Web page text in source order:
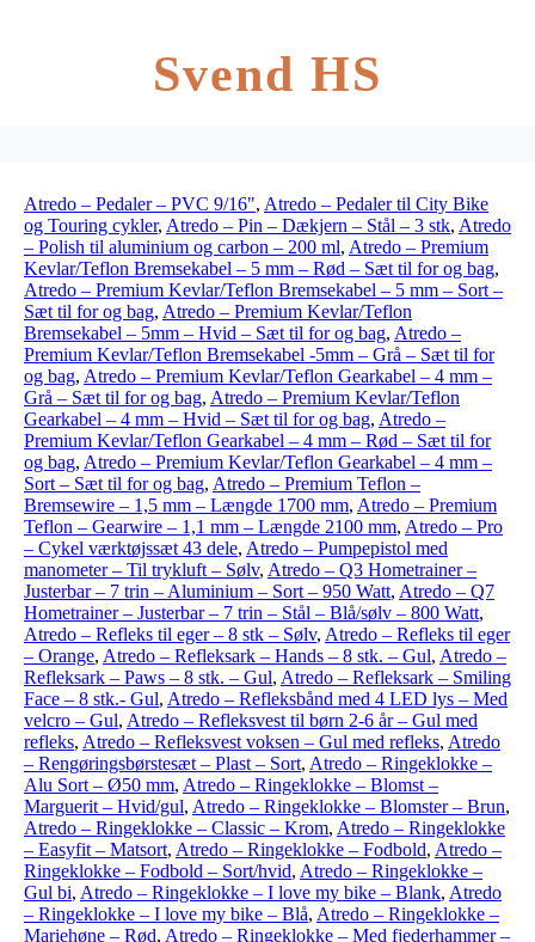
Svend HS
Atredo – Pedaler – PVC 9/16", Atredo – Pedaler til City Bike
og Touring cykler, Atredo – Pin – Dækjern – Stål – 3 stk, Atredo
– Polish til aluminium og carbon – 200 ml, Atredo – Premium
Kevlar/Teflon Bremsekabel – 5 mm – Rød – Sæt til for og bag,
Atredo – Premium Kevlar/Teflon Bremsekabel – 5 mm – Sort –
Sæt til for og bag, Atredo – Premium Kevlar/Teflon
Bremsekabel – 5mm – Hvid – Sæt til for og bag, Atredo –
Premium Kevlar/Teflon Bremsekabel -5mm – Grå – Sæt til for
og bag, Atredo – Premium Kevlar/Teflon Gearkabel – 4 mm –
Grå – Sæt til for og bag, Atredo – Premium Kevlar/Teflon
Gearkabel – 4 mm – Hvid – Sæt til for og bag, Atredo –
Premium Kevlar/Teflon Gearkabel – 4 mm – Rød – Sæt til for
og bag, Atredo – Premium Kevlar/Teflon Gearkabel – 4 mm –
Sort – Sæt til for og bag, Atredo – Premium Teflon –
Bremsewire – 1,5 mm – Længde 1700 mm, Atredo – Premium
Teflon – Gearwire – 1,1 mm – Længde 2100 mm, Atredo – Pro
– Cykel værktøjssæt 43 dele, Atredo – Pumpepistol med
manometer – Til trykluft – Sølv, Atredo – Q3 Hometrainer –
Justerbar – 7 trin – Aluminium – Sort – 950 Watt, Atredo – Q7
Hometrainer – Justerbar – 7 trin – Stål – Blå/sølv – 800 Watt,
Atredo – Refleks til eger – 8 stk – Sølv, Atredo – Refleks til eger
– Orange, Atredo – Refleksark – Hands – 8 stk. – Gul, Atredo –
Refleksark – Paws – 8 stk. – Gul, Atredo – Refleksark – Smiling
Face – 8 stk.- Gul, Atredo – Refleksbånd med 4 LED lys – Med
velcro – Gul, Atredo – Refleksvest til børn 2-6 år – Gul med
refleks, Atredo – Refleksvest voksen – Gul med refleks, Atredo
– Rengøringsbørstesæt – Plast – Sort, Atredo – Ringeklokke –
Alu Sort – Ø50 mm, Atredo – Ringeklokke – Blomst –
Marguerit – Hvid/gul, Atredo – Ringeklokke – Blomster – Brun,
Atredo – Ringeklokke – Classic – Krom, Atredo – Ringeklokke
– Easyfit – Matsort, Atredo – Ringeklokke – Fodbold, Atredo –
Ringeklokke – Fodbold – Sort/hvid, Atredo – Ringeklokke –
Gul bi, Atredo – Ringeklokke – I love my bike – Blank, Atredo
– Ringeklokke – I love my bike – Blå, Atredo – Ringeklokke –
Mariehøne – Rød, Atredo – Ringeklokke – Med fjederhammer –